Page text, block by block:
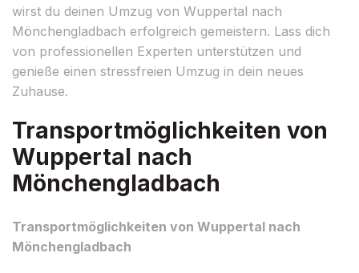
wirst du deinen Umzug von Wuppertal nach
Mönchengladbach erfolgreich gemeistern. Lass dich
von professionellen Experten unterstützen und
genieße einen stressfreien Umzug in dein neues
Zuhause.
Transportmöglichkeiten von
Wuppertal nach
Mönchengladbach
Transportmöglichkeiten von Wuppertal nach
Mönchengladbach